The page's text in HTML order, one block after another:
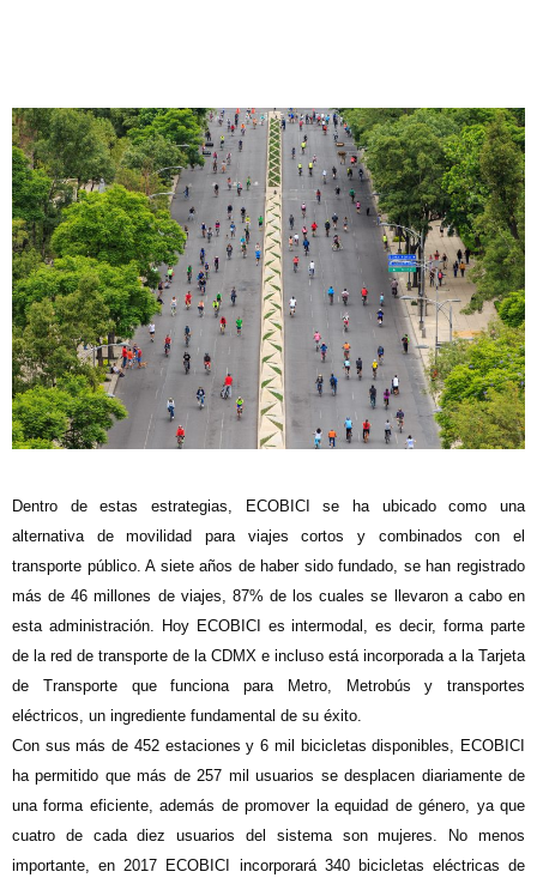
Dentro de estas estrategias, ECOBICI se ha ubicado como una
alternativa de movilidad para viajes cortos y combinados con el
transporte público. A siete años de haber sido fundado, se han registrado
más de 46 millones de viajes, 87% de los cuales se llevaron a cabo en
esta administración. Hoy ECOBICI es intermodal, es decir, forma parte
de la red de transporte de la CDMX e incluso está incorporada a la Tarjeta
de Transporte que funciona para Metro, Metrobús y transportes
eléctricos, un ingrediente fundamental de su éxito.
Con sus más de 452 estaciones y 6 mil bicicletas disponibles, ECOBICI
ha permitido que más de 257 mil usuarios se desplacen diariamente de
una forma eficiente, además de promover la equidad de género, ya que
cuatro de cada diez usuarios del sistema son mujeres. No menos
importante, en 2017 ECOBICI incorporará 340 bicicletas eléctricas de